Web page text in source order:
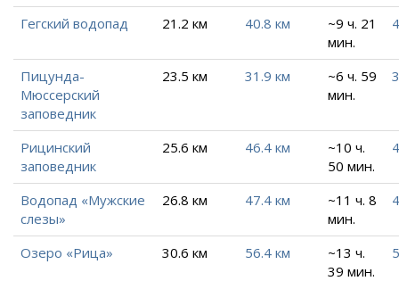
Гегский водопад
21.2 км 40.8 км
~9 ч. 21
мин.
Пицунда-
Мюссерский
заповедник
23.5 км 31.9 км
~6 ч. 59
мин.
Рицинский
заповедник
25.6 км 46.4 км
~10 ч.
50 мин.
Водопад «Мужские
слезы»
26.8 км 47.4 км
~11 ч. 8
мин.
Озеро «Рица» 30.6 км 56.4 км
~13 ч.
39 мин.